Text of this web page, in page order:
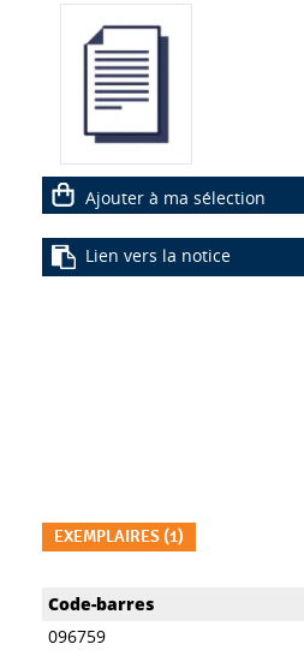
Ajouter à ma sélection
Lien vers la notice
EXEMPLAIRES (1)
Liste des exemplaires
Code-barres
096759